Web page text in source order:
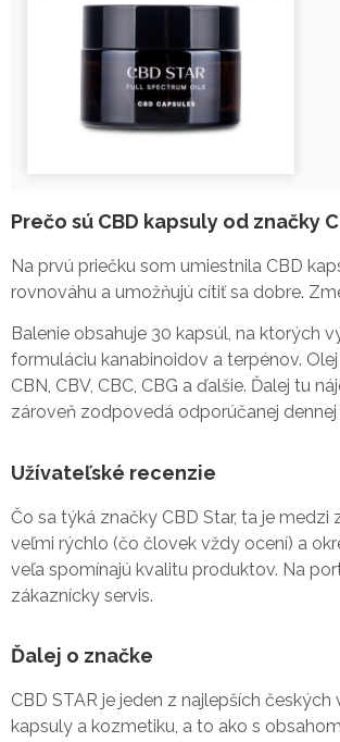
Prečo sú CBD kapsuly od značky
Na prvú priečku som umiestnila CBD
rovnováhu a umožňujú cítiť sa dobre.
Balenie obsahuje 30 kapsúl, na ktorých
formuláciu kanabinoidov a terpénov.
CBN, CBV, CBC, CBG a ďalšie. Ďalej tu
zároveň zodpovedá odporúčanej dennej
Užívateľské recenzie
Čo sa týká značky CBD Star, ta je medzi
veľmi rýchlo (čo človek vždy ocení) a
veľa spomínajú kvalitu produktov. Na
zákaznícky servis.
Ďalej o značke
CBD STAR je jeden z najlepších
kapsuly a kozmetiku, a to ako s